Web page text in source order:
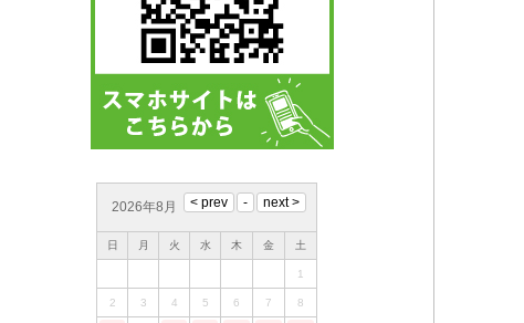
2026年8月
日 月 火 水 木 金 土
1
2 3 4 5 6 7 8